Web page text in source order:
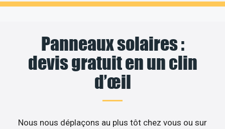
Panneaux solaires :
devis gratuit en un clin
d’œil
Nous nous déplaçons au plus tôt chez vous ou sur